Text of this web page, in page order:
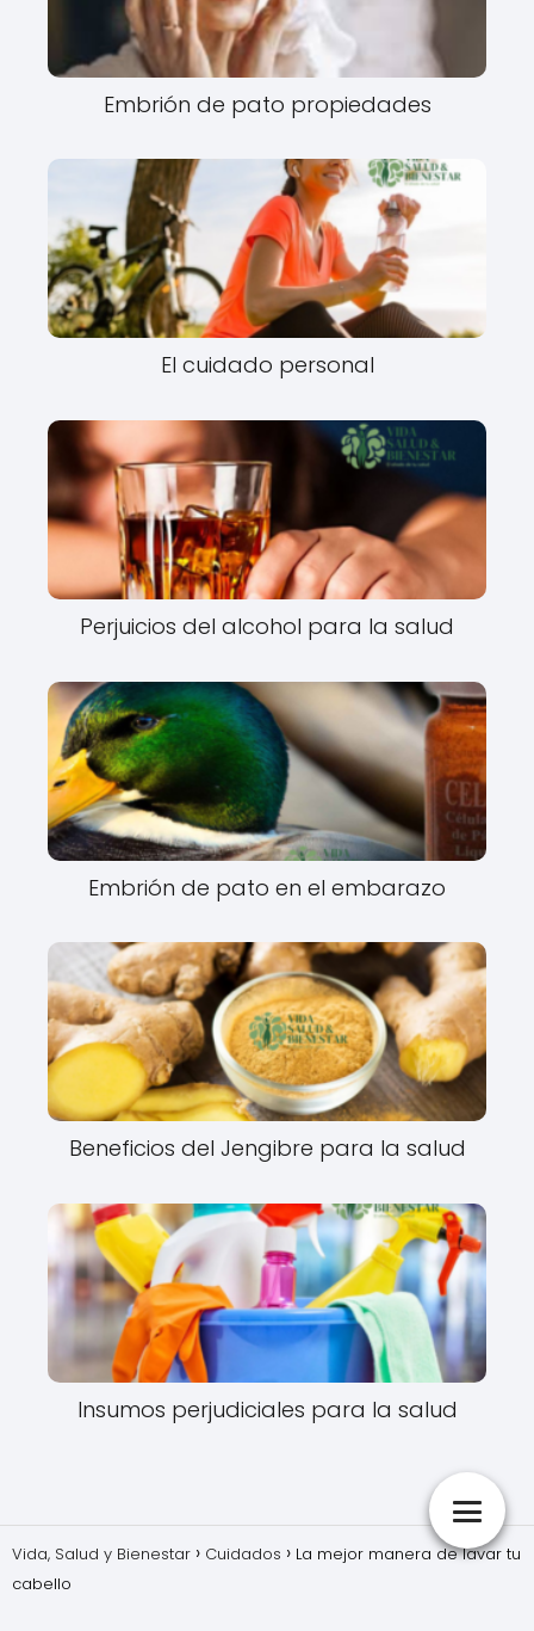
Embrión de pato propiedades
El cuidado personal
Perjuicios del alcohol para la salud
Embrión de pato en el embarazo
Beneficios del Jengibre para la salud
Insumos perjudiciales para la salud
Vida, Salud y Bienestar Cuidados
La mejor manera de lavar tu
cabello